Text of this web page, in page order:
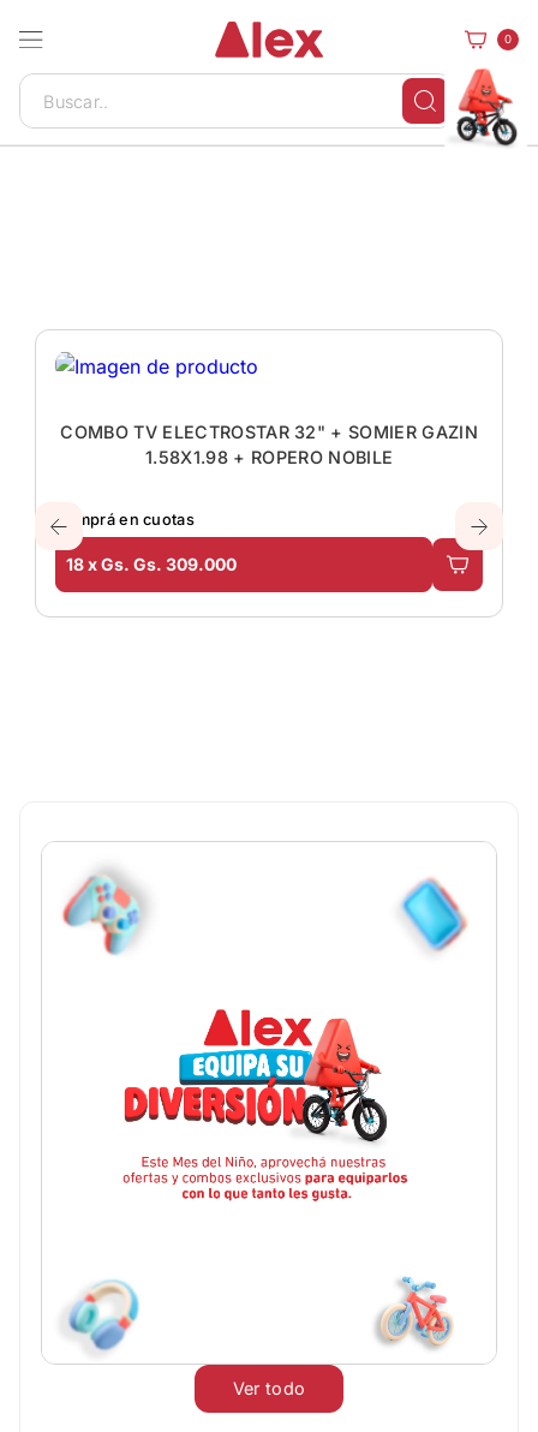
0
COMBO TV ELECTROSTAR 32" + SOMIER GAZIN
1.58X1.98 + ROPERO NOBILE
Comprá en cuotas
18 x Gs. Gs. 309.000
Ver todo